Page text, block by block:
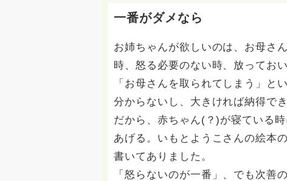
一番がダメなら
お姉ちゃんが欲しいのは、お母さ
時、怒る必要のない時、放ってお
「お母さんを取られてしまう」と
分からないし、大きければ納得で
だから、赤ちゃん(？)が寝ている
あげる。いもとようこさんの絵本
書いてありました。
「怒らないのが一番」、でも次善